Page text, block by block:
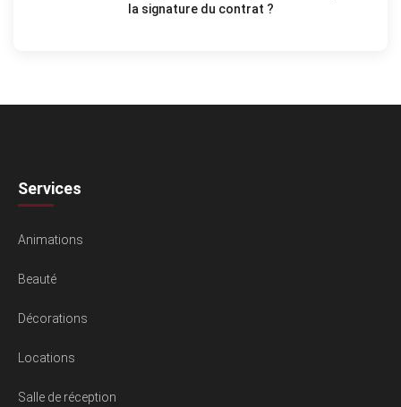
la signature du contrat ?
Services
Animations
Beauté
Décorations
Locations
Salle de réception